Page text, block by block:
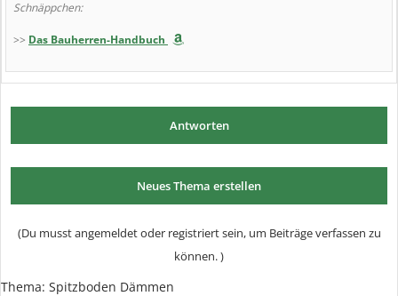
Schnäppchen:
>> Das Bauherren-Handbuch
Antworten
Neues Thema erstellen
(Du musst angemeldet oder registriert sein, um Beiträge verfassen zu
können. )
Thema: Spitzboden Dämmen